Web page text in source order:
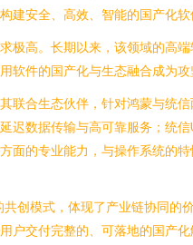
安全、高效、智能的国产化软
高。长期以来，该领域的高
件的国产化与生态融合成为攻
联合生态伙伴，针对鸿蒙与统
数据传输与高可靠服务；统
的专业能力，与操作系统的
创模式，体现了产业链协同
交付完整的、可落地的国产